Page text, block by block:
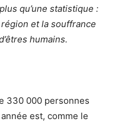
qu’une statistique :
et la souffrance
humains.
330 000 personnes
est, comme le